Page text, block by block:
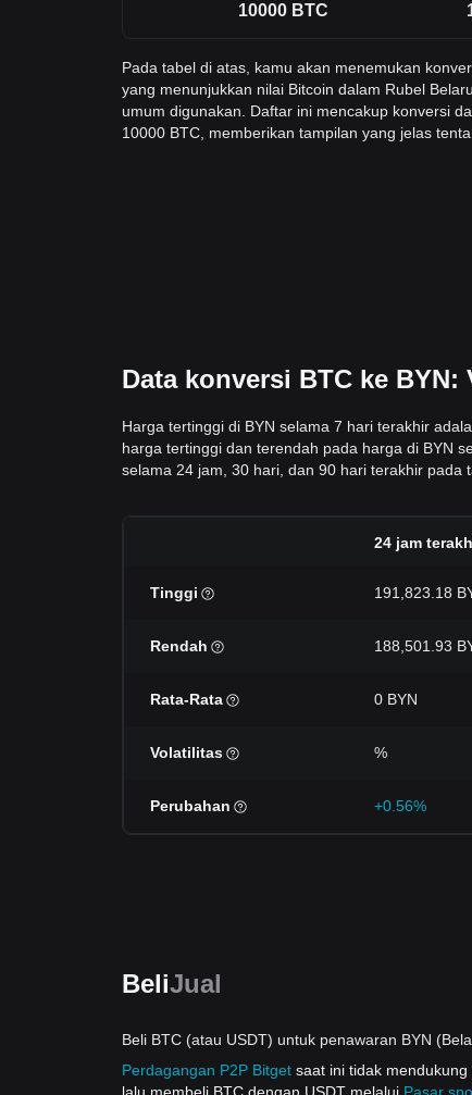
10000 BTC
Pada tabel di atas, kamu akan menemukan
yang menunjukkan nilai Bitcoin dalam Rubel
umum digunakan. Daftar ini mencakup konversi
10000 BTC, memberikan tampilan yang jelas
Data konversi BTC ke
Harga tertinggi di BYN selama 7 hari terakhir
harga tertinggi dan terendah pada harga di BYN
selama 24 jam, 30 hari, dan 90 hari terakhir pada
24 jam
Tinggi 191,823.18
Rendah 188,501.93
Rata-Rata 0 BYN
Volatilitas %
Perubahan +0.56%
BeliJual
Beli BTC (atau USDT) untuk penawaran BYN
Perdagangan P2P Bitget saat ini tidak